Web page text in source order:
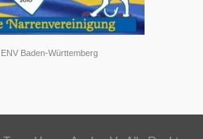
Baden-Württemberg